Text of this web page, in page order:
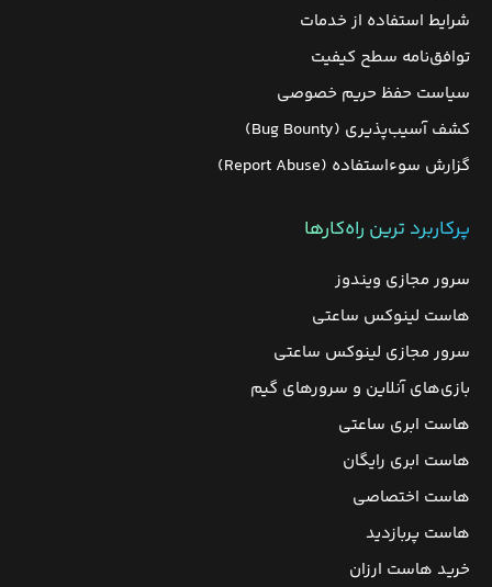
شرایط استفاده از خدمات
توافق‌نامه سطح کیفیت
سیاست حفظ حریم خصوصی
کشف آسیب‌پذیری (Bug Bounty)
گزارش سوءاستفاده (Report Abuse)
پرکاربرد ترین راه‌کارها
سرور مجازی ویندوز
هاست لینوکس ساعتی
سرور مجازی لینوکس ساعتی
بازی‌های آنلاین و سرورهای گیم
هاست ابری ساعتی
هاست ابری رایگان
هاست اختصاصی
هاست پربازدید
خرید هاست ارزان